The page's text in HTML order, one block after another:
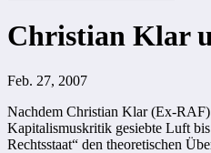
Christian Klar
Feb. 27, 2007
Nachdem Christian Klar (Ex-
Kapitalismuskritik gesiebte Luft
Rechtsstaat“ den theoretischen